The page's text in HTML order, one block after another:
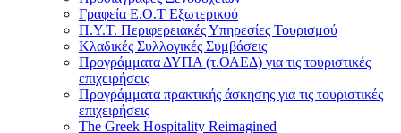
Γραφεία Ε.Ο.Τ Εξωτερικού
Π.Υ.Τ. Περιφερειακές Υπηρεσίες Τουρισμού
Κλαδικές Συλλογικές Συμβάσεις
Προγράμματα ΔΥΠΑ (τ.ΟΑΕΔ) για τις τουριστικές
επιχειρήσεις
Προγράμματα πρακτικής άσκησης για τις τουριστικές
επιχειρήσεις
The Greek Hospitality Reimagined